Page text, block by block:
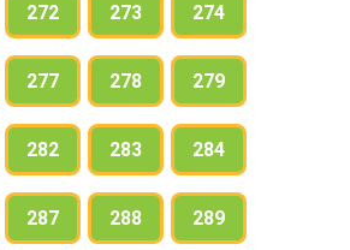
272 273 274
277 278 279
282 283 284
287 288 289